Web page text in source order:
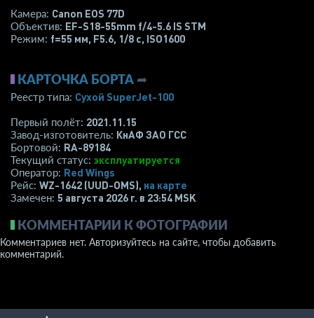
Камера: Canon EOS 77D
Объектив: EF-S18-55mm f/4-5.6 IS STM
Режим: f=55 мм, F5.6, 1/8 с, ISO1600
КАРТОЧКА БОРТА ➦
Реестр типа: Сухой SuperJet-100
Первый полёт: 2021.11.15
Завод-изготовитель: КнАФ ЗАО ГСС
Бортовой: RA-89184
Текущий статус: эксплуатируется
Оператор: Red Wings
Рейс: WZ-1642 (UUD-OMS), на карте
Замечен: 5 августа 2026 г. в 23:54 MSK
КОММЕНТАРИИ К ФОТОГРАФИИ
Комментариев нет. Авторизуйтесь на сайте, чтобы добавить
комментарий.